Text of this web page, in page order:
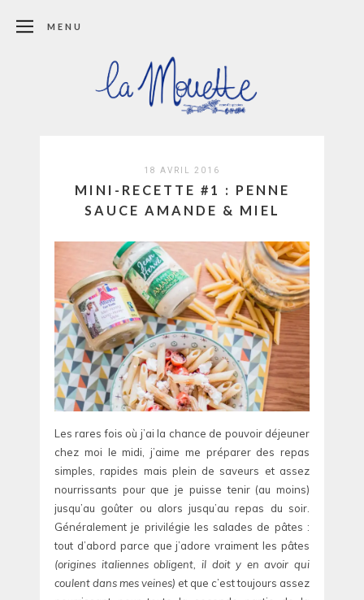
MENU
18 AVRIL 2016
MINI-RECETTE #1 : PENNE
SAUCE AMANDE & MIEL
Les rares fois où j’ai la chance de pouvoir déjeuner
chez moi le midi, j’aime me préparer des repas
simples, rapides mais plein de saveurs et assez
nourrissants pour que je puisse tenir (au moins)
jusqu’au goûter ou alors jusqu’au repas du soir.
Généralement je privilégie les salades de pâtes :
tout d’abord parce que j’adore vraiment les pâtes
(origines italiennes obligent, il doit y en avoir qui
coulent dans mes veines) et que c’est toujours assez